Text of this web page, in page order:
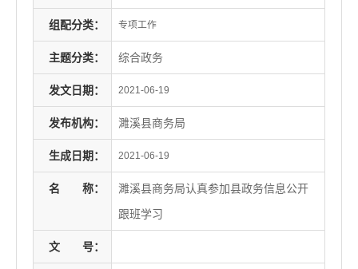
组配分类： 专项工作
主题分类： 综合政务
发文日期： 2021-06-19
发布机构： 濉溪县商务局
生成日期： 2021-06-19
名 称：
濉溪县商务局认真参加县政务信息公开
跟班学习
文 号：